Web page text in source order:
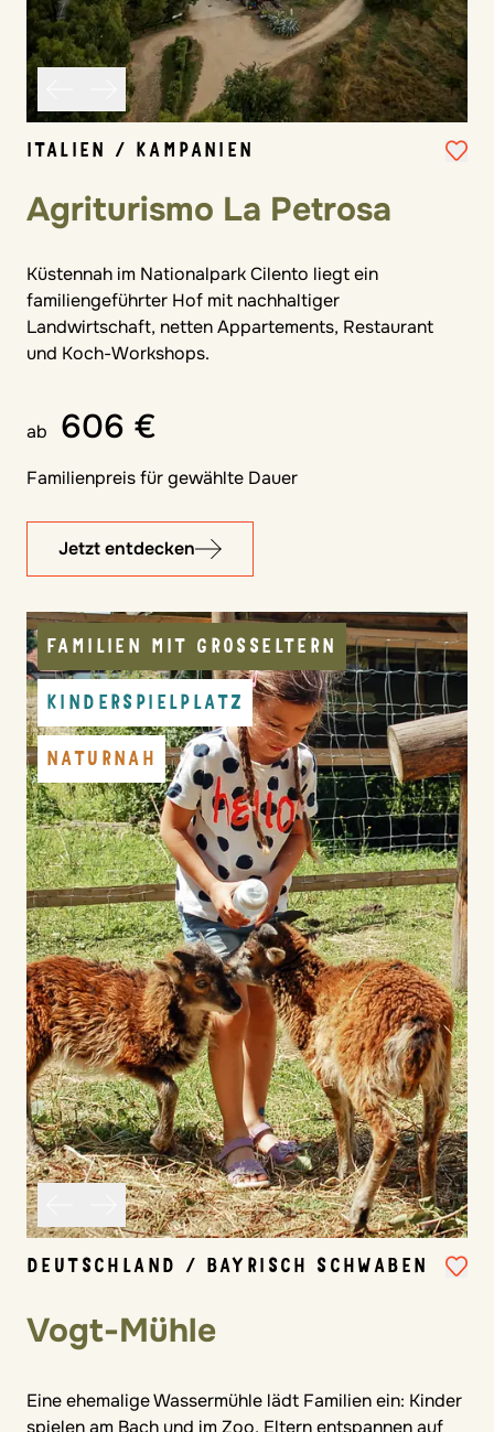
ITALIEN / KAMPANIEN
Agriturismo La Petrosa
Küstennah im Nationalpark Cilento liegt ein
familiengeführter Hof mit nachhaltiger
Landwirtschaft, netten Appartements, Restaurant
und Koch-Workshops.
ab 606 €
Familienpreis für gewählte Dauer
Jetzt entdecken
FAMILIEN MIT GROSSELTERN
KINDERSPIELPLATZ
NATURNAH
DEUTSCHLAND / BAYRISCH SCHWABEN
Vogt-Mühle
Eine ehemalige Wassermühle lädt Familien ein: Kinder
spielen am Bach und im Zoo, Eltern entspannen auf